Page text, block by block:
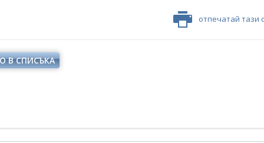
отпечатай тази
В СПИСЪКА